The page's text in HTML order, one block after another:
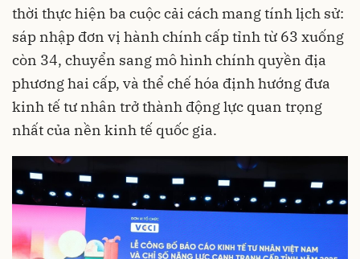
thời thực hiện ba cuộc cải cách mang tính lịch sử:
sáp nhập đơn vị hành chính cấp tỉnh từ 63 xuống
còn 34, chuyển sang mô hình chính quyền địa
phương hai cấp, và thể chế hóa định hướng đưa
kinh tế tư nhân trở thành động lực quan trọng
nhất của nền kinh tế quốc gia.